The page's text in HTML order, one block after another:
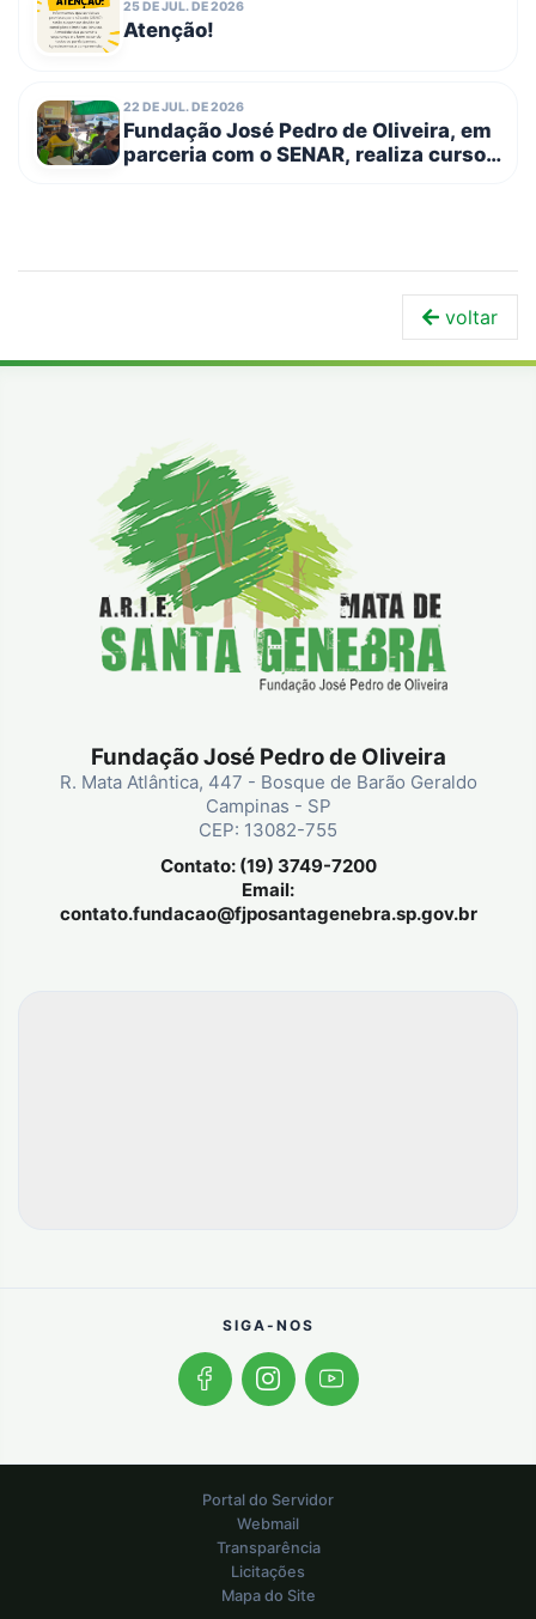
25 DE JUL. DE 2026
Atenção!
22 DE JUL. DE 2026
Fundação José Pedro de Oliveira, em
parceria com o SENAR, realiza curso
voltar
Fundação José Pedro de Oliveira
R. Mata Atlântica, 447 - Bosque de Barão Geraldo
Campinas - SP
CEP: 13082-755
Contato: (19) 3749-7200
Email:
contato.fundacao@fjposantagenebra.sp.gov.br
SIGA-NOS
Portal do Servidor
Webmail
Transparência
Licitações
Mapa do Site